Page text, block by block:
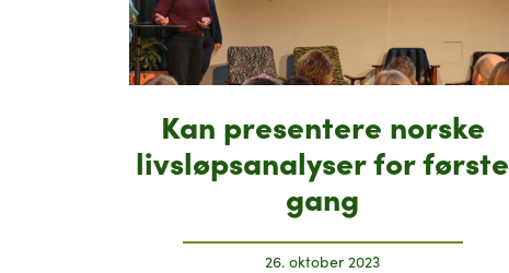
Kan presentere norske
livsløpsanalyser for første
gang
26. oktober 2023